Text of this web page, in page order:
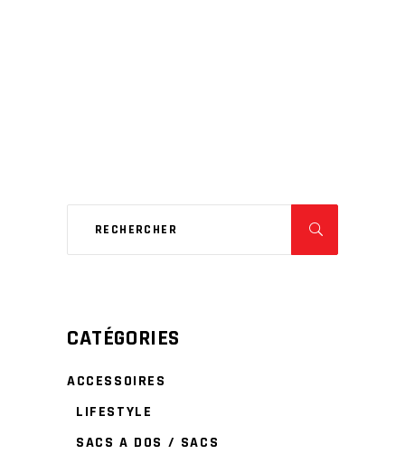
CATÉGORIES
ACCESSOIRES
LIFESTYLE
SACS A DOS / SACS